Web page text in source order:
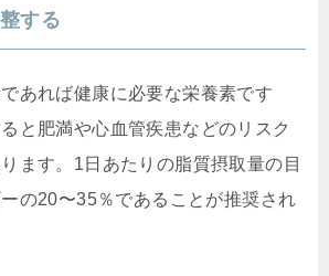
する
あれば健康に必要な栄養素です
と肥満や心血管疾患などのリスク
ます。1日あたりの脂質摂取量の目
の20〜35％であることが推奨され